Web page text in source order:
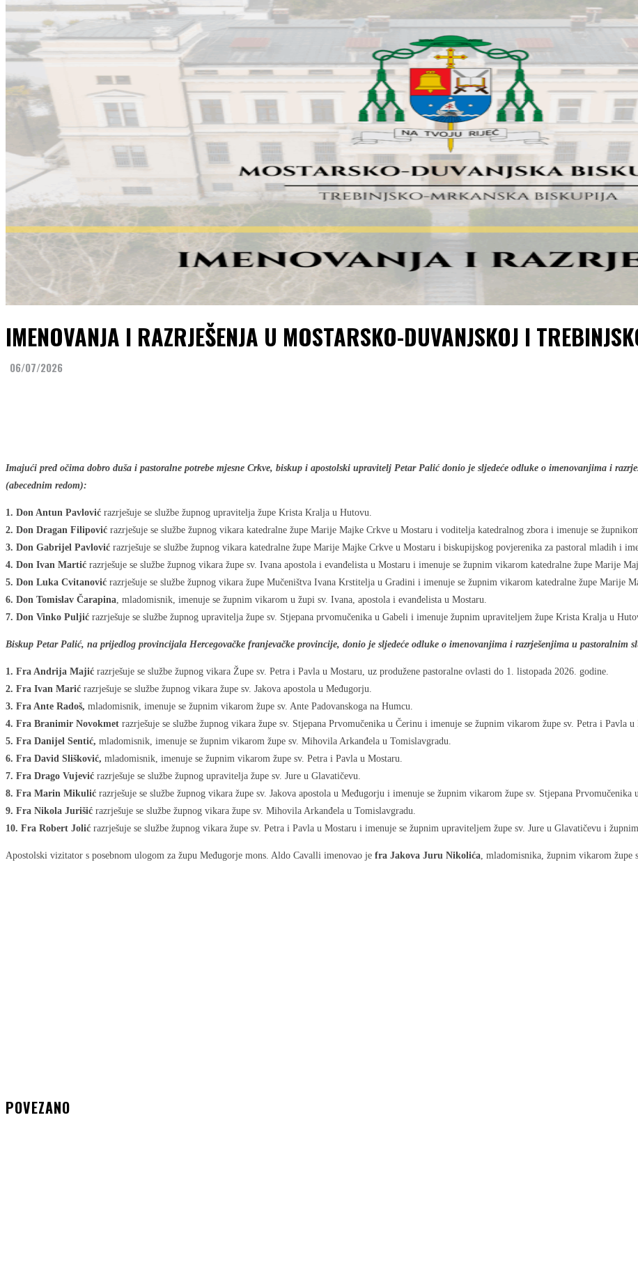
IMENOVANJA I RAZRJEŠENJA U MOSTARSKO-DUVANJSKOJ I
06/07/2026
Imajući pred očima dobro duša i pastoralne potrebe mjesne Crkve, biskup i apostolski upravitelj Petar Palić donio je sljedeće odluke o imenovanjima i
(abecednim redom):
1. Don Antun Pavlović razrješuje se službe župnog upravitelja župe Krista Kralja u Hutovu.
2. Don Dragan Filipović razrješuje se službe župnog vikara katedralne župe Marije Majke Crkve u Mostaru i voditelja katedralnog zbora i imenuje se
3. Don Gabrijel Pavlović razrješuje se službe župnog vikara katedralne župe Marije Majke Crkve u Mostaru i biskupijskog povjerenika za pastoral mladih i
4. Don Ivan Martić razrješuje se službe župnog vikara župe sv. Ivana apostola i evanđelista u Mostaru i imenuje se župnim vikarom katedralne župe Marije
5. Don Luka Cvitanović razrješuje se službe župnog vikara župe Mučeništva Ivana Krstitelja u Gradini i imenuje se župnim vikarom katedralne župe Marije
6. Don Tomislav Čarapina, mladomisnik, imenuje se župnim vikarom u župi sv. Ivana, apostola i evanđelista u Mostaru.
7. Don Vinko Puljić razrješuje se službe župnog upravitelja župe sv. Stjepana prvomučenika u Gabeli i imenuje župnim upraviteljem župe Krista Kralja u
Biskup Petar Palić, na prijedlog provincijala Hercegovačke franjevačke provincije, donio je sljedeće odluke o imenovanjima i razrješenjima u pastoralnim
1. Fra Andrija Majić razrješuje se službe župnog vikara Župe sv. Petra i Pavla u Mostaru, uz produžene pastoralne ovlasti do 1. listopada 2026. godine.
2. Fra Ivan Marić razrješuje se službe župnog vikara župe sv. Jakova apostola u Međugorju.
3. Fra Ante Radoš, mladomisnik, imenuje se župnim vikarom župe sv. Ante Padovanskoga na Humcu.
4. Fra Branimir Novokmet razrješuje se službe župnog vikara župe sv. Stjepana Prvomučenika u Čerinu i imenuje se župnim vikarom župe sv. Petra i Pavla u
5. Fra Danijel Sentić, mladomisnik, imenuje se župnim vikarom župe sv. Mihovila Arkanđela u Tomislavgradu.
6. Fra David Slišković, mladomisnik, imenuje se župnim vikarom župe sv. Petra i Pavla u Mostaru.
7. Fra Drago Vujević razrješuje se službe župnog upravitelja župe sv. Jure u Glavatičevu.
8. Fra Marin Mikulić razrješuje se službe župnog vikara župe sv. Jakova apostola u Međugorju i imenuje se župnim vikarom župe sv. Stjepana Prvomučenika
9. Fra Nikola Jurišić razrješuje se službe župnog vikara župe sv. Mihovila Arkanđela u Tomislavgradu.
10. Fra Robert Jolić razrješuje se službe župnog vikara župe sv. Petra i Pavla u Mostaru i imenuje se župnim upraviteljem župe sv. Jure u Glavatičevu i
Apostolski vizitator s posebnom ulogom za župu Međugorje mons. Aldo Cavalli imenovao je fra Jakova Juru Nikolića, mladomisnika, župnim vikarom župe
POVEZANO